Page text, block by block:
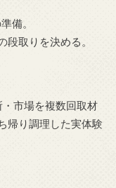
備。
取りを決める。
市場を複数回取材
帰り調理した実体験